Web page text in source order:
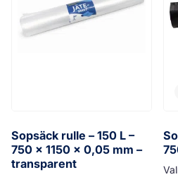
Sopsäck rulle – 150 L –
750 x 1150 x 0,05 mm –
transparent